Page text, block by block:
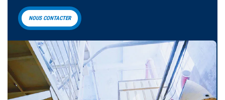
NOUS CONTACTER